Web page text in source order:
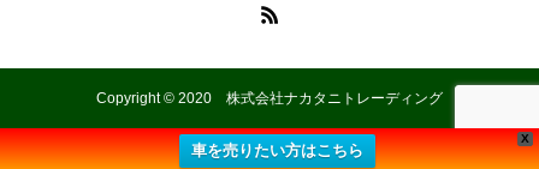
Copyright © 2020 株式会社ナカタニトレーディング
X
車を売りたい方はこちら